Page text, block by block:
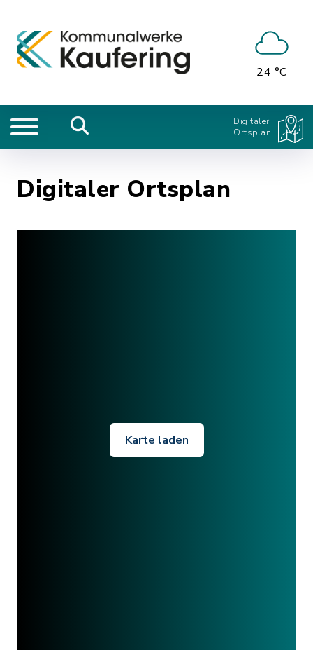
24 °C
Digitaler
Ortsplan
Digitaler Ortsplan
Karte laden